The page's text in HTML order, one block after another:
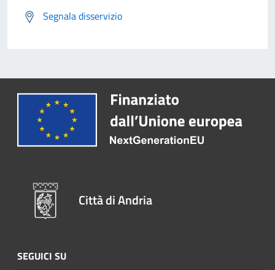
Segnala disservizio
Città di Andria
SEGUICI SU